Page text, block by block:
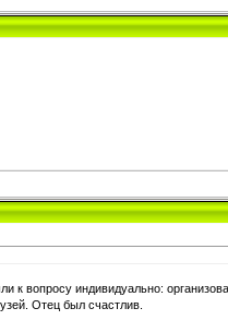
к вопросу индивидуально:
Отец был счастлив.